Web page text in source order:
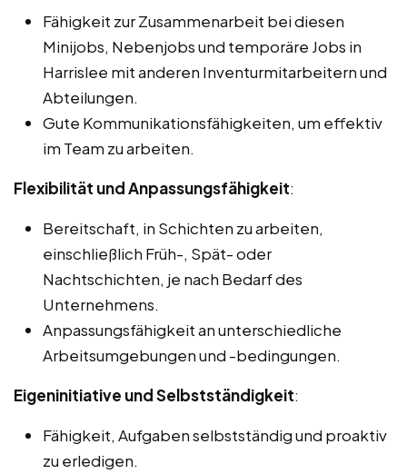
Fähigkeit zur Zusammenarbeit bei diesen
Minijobs, Nebenjobs und temporäre Jobs in
Harrislee mit anderen Inventurmitarbeitern und
Abteilungen.
Gute Kommunikationsfähigkeiten, um effektiv
im Team zu arbeiten.
Flexibilität und Anpassungsfähigkeit:
Bereitschaft, in Schichten zu arbeiten,
einschließlich Früh-, Spät- oder
Nachtschichten, je nach Bedarf des
Unternehmens.
Anpassungsfähigkeit an unterschiedliche
Arbeitsumgebungen und -bedingungen.
Eigeninitiative und Selbstständigkeit:
Fähigkeit, Aufgaben selbstständig und proaktiv
zu erledigen.